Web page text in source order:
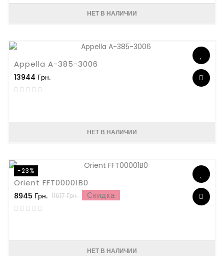
НЕТ В НАЛИЧИИ
Appella A-385-3006
13944 Грн.
НЕТ В НАЛИЧИИ
-23%
Orient FFT00001B0
8945 Грн. 11617 Грн. Скидка
НЕТ В НАЛИЧИИ